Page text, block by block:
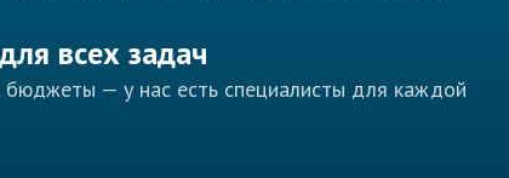
всех задач
— у нас есть специалисты для каждой